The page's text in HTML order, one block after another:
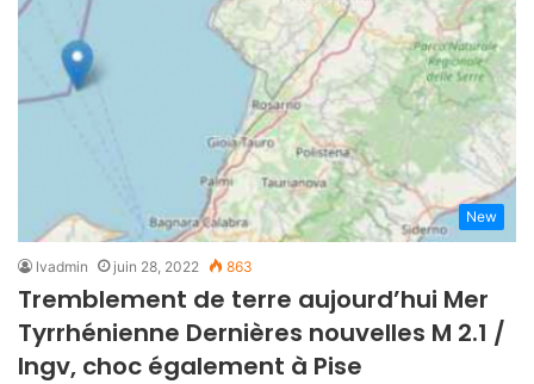
New
lvadmin juin 28, 2022 863
Tremblement de terre aujourd’hui Mer
Tyrrhénienne Dernières nouvelles M 2.1 /
Ingv, choc également à Pise